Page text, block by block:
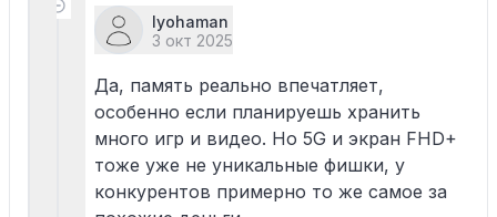
lyohaman
3 окт 2025
Да, память реально впечатляет,
особенно если планируешь хранить
много игр и видео. Но 5G и экран FHD+
тоже уже не уникальные фишки, у
конкурентов примерно то же самое за